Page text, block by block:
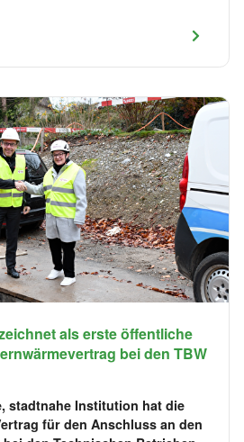
als erste öffentliche
bei den TBW
stadtnahe Institution hat die
für den Anschluss an den